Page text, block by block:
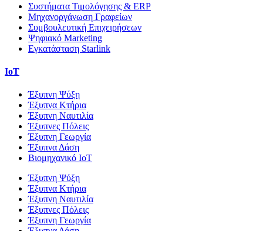
Συστήματα Τιμολόγησης & ERP
Μηχανοργάνωση Γραφείων
Συμβουλευτική Επιχειρήσεων
Ψηφιακό Marketing
Εγκατάσταση Starlink
IoT
Έξυπνη Ψύξη
Έξυπνα Κτήρια
Έξυπνη Ναυτιλία
Έξυπνες Πόλεις
Έξυπνη Γεωργία
Έξυπνα Δάση
Βιομηχανικό IoT
Έξυπνη Ψύξη
Έξυπνα Κτήρια
Έξυπνη Ναυτιλία
Έξυπνες Πόλεις
Έξυπνη Γεωργία